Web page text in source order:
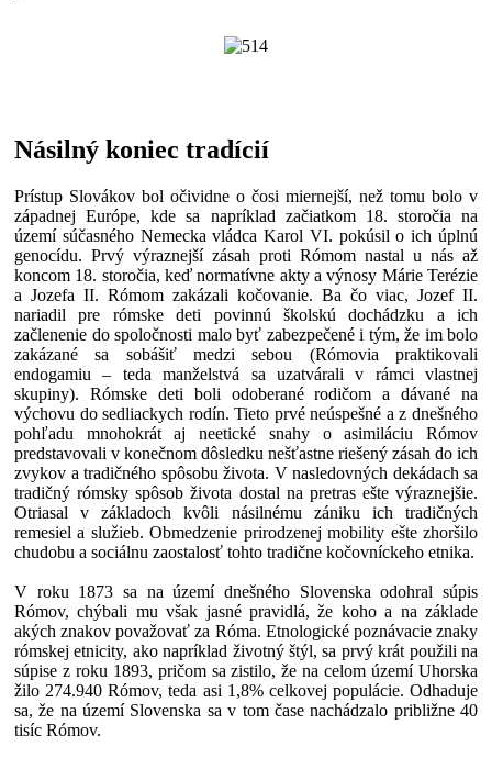
Násilný koniec tradícií
Prístup Slovákov bol očividne o čosi miernejší, než tomu bolo v
západnej Európe, kde sa napríklad začiatkom 18. storočia na
území súčasného Nemecka vládca Karol VI. pokúsil o ich úplnú
genocídu. Prvý výraznejší zásah proti Rómom nastal u nás až
koncom 18. storočia, keď normatívne akty a výnosy Márie Terézie
a Jozefa II. Rómom zakázali kočovanie. Ba čo viac, Jozef II.
nariadil pre rómske deti povinnú školskú dochádzku a ich
začlenenie do spoločnosti malo byť zabezpečené i tým, že im bolo
zakázané sa sobášiť medzi sebou (Rómovia praktikovali
endogamiu – teda manželstvá sa uzatvárali v rámci vlastnej
skupiny). Rómske deti boli odoberané rodičom a dávané na
výchovu do sedliackych rodín. Tieto prvé neúspešné a z dnešného
pohľadu mnohokrát aj neetické snahy o asimiláciu Rómov
predstavovali v konečnom dôsledku nešťastne riešený zásah do ich
zvykov a tradičného spôsobu života. V nasledovných dekádach sa
tradičný rómsky spôsob života dostal na pretras ešte výraznejšie.
Otriasal v základoch kvôli násilnému zániku ich tradičných
remesiel a služieb. Obmedzenie prirodzenej mobility ešte zhoršilo
chudobu a sociálnu zaostalosť tohto tradične kočovníckeho etnika.
V roku 1873 sa na území dnešného Slovenska odohral súpis
Rómov, chýbali mu však jasné pravidlá, že koho a na základe
akých znakov považovať za Róma. Etnologické poznávacie znaky
rómskej etnicity, ako napríklad životný štýl, sa prvý krát použili na
súpise z roku 1893, pričom sa zistilo, že na celom území Uhorska
žilo 274.940 Rómov, teda asi 1,8% celkovej populácie. Odhaduje
sa, že na území Slovenska sa v tom čase nachádzalo približne 40
tisíc Rómov.